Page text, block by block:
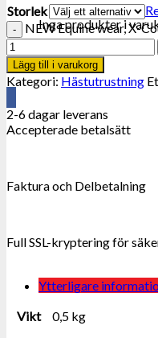
Inga produkter i
Storlek
NEW Equine wear, X-
Lägg till i varukorg
Kategori: Hästutrustning
2-6 dagar leverans
Accepterade betalsätt
Faktura och Delbetalning
Full SSL-kryptering för
Ytterligare
Vikt
0,5 kg